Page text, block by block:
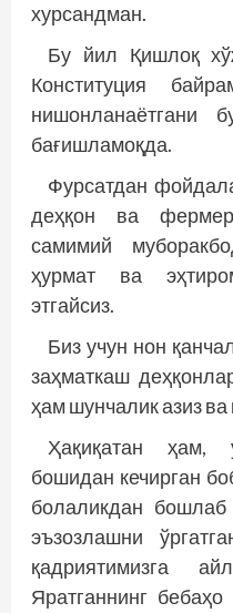
хур­сандман.
Бу йил Қишлоқ
Конституция
нишонланаётгани
бағишламоқда.
Фурсатдан
деҳқон ва
самимий
ҳурмат ва
этгайсиз.
Биз учун нон
заҳматкаш
ҳам шунчалик азиз
Ҳақиқатан ҳам,
бошидан кечирган
болаликдан бошлаб
эъзозлашни
қадриятимизга
Яратганнинг